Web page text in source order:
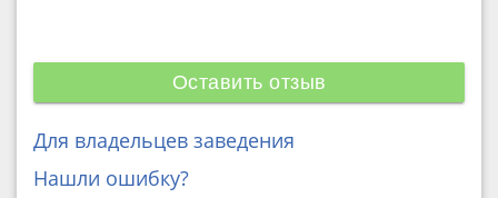
Оставить отзыв
Для владельцев заведения
Нашли ошибку?